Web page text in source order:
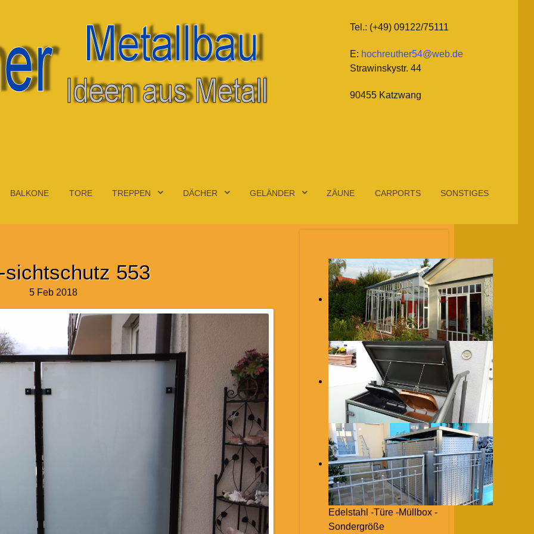
Tel.: (+49) 09122/75111
E: hochreuther54@web.de
Strawinskystr. 44
90455 Katzwang
BALKONE TORE TREPPEN DÄCHER GELÄNDER ZÄUNE CARPORTS SONSTIGES
sichtschutz 553
5 Feb 2018
Edelstahl -Türe -Müllbox -
Sondergröße